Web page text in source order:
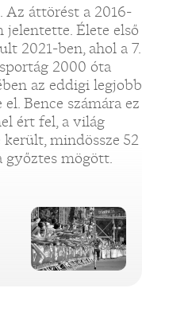
áttörést a 2016-
Élete első
2021-ben, ahol a 7.
2000 óta
az eddigi legjobb
Bence számára ez
ért fel, a világ
mindössze 52
győztes mögött.